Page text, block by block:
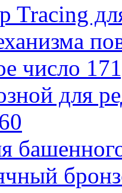
Tracing
число
для